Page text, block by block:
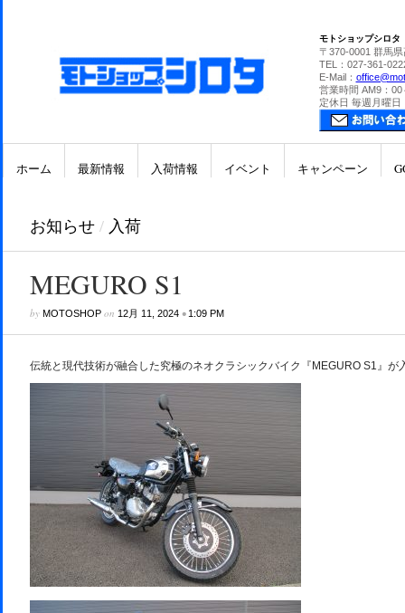
モトショップシロタ
〒370-0001 群馬
TEL：027-361-
E-Mail：
営業時間 AM9：00
定休日 毎週月曜日
ホーム 最新情報 入荷情報 イベント キャンペーン
お知らせ / 入荷
MEGURO S1
by MOTOSHOPon 12月 11, 2024• 1:09 PM
伝統と現代技術が融合した究極のネオクラシックバイク『MEGURO S1』が